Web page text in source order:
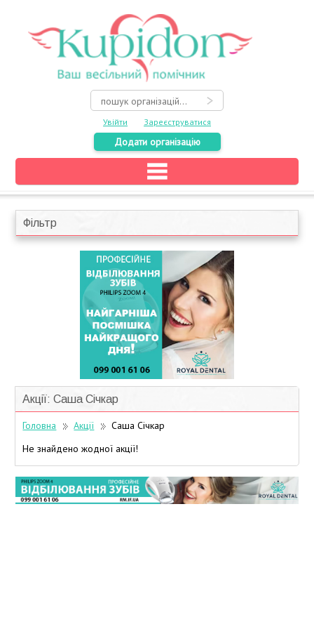
Увійти Зареєструватися
Додати організацію
Головна
Каталог
На карті
Учасники дисконтної програми
Фільтр
Акції: Саша Січкар
Головна Акції
Саша Січкар
Не знайдено жодної акції!